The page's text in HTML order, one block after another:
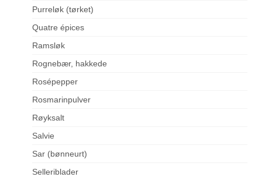
Purreløk (tørket)
Quatre épices
Ramsløk
Rognebær, hakkede
Rosépepper
Rosmarinpulver
Røyksalt
Salvie
Sar (bønneurt)
Selleriblader